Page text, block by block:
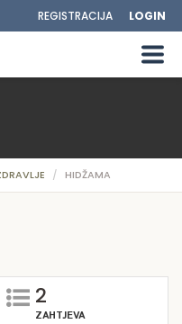
REGISTRACIJA LOGIN
HIDŽAMA
2
ZAHTJEVA